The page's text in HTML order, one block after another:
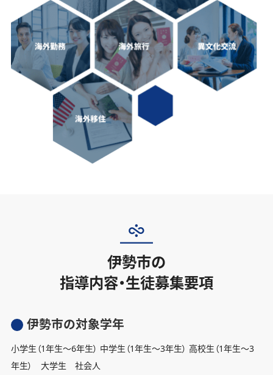
伊勢市の
指導内容・生徒募集要項
伊勢市の対象学年
小学生（1年生〜6年生） 中学生（1年生〜3年生） 高校生（1年生〜3
年生） 大学生 社会人